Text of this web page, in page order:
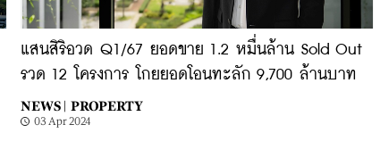
แสนสิริอวด Q1/67 ยอดขาย 1.2 หมื่นล้าน Sold Out
รวด 12 โครงการ โกยยอดโอนทะลัก 9,700 ล้านบาท
NEWS | PROPERTY
03 Apr 2024